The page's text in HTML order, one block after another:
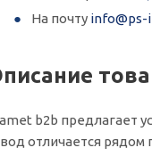
На почту info@ps-
b2b предлагает
отличается рядом